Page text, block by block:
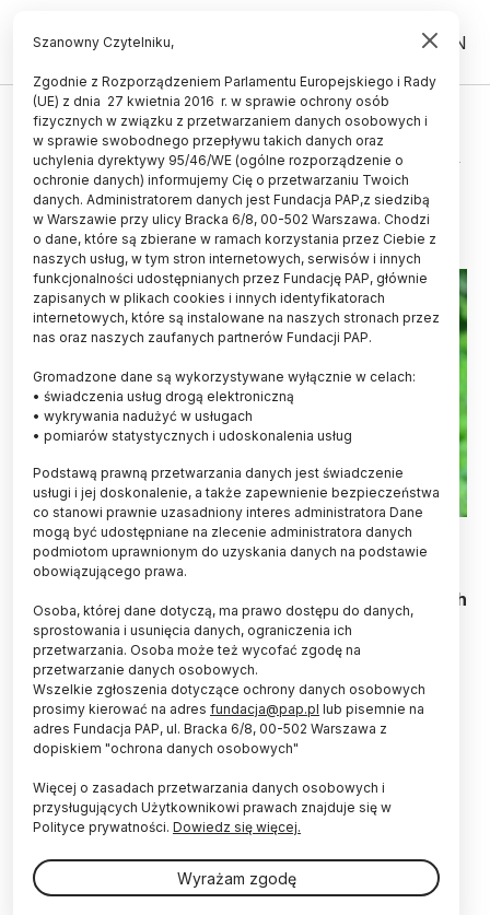
PL EN
ŻYCIE
Bociany czarne odlatują do Afryki
15.09.2012
aktualizacja: 15.09.2012
1 minuta czytania
Fot. Fotolia
Do końca września będą trwały odloty bocianów
czarnych do miejsc zimowania w Afryce. Trasa ich
przelotu biegnie m.in. przez Podkarpacie -
poinformował w piątek ornitolog Marian Stój.
"Odloty rozpoczęły się w drugiej dekadzie września,
czyli mniej więcej dwa tygodnie po odlocie bocianów
białych. Lecą w mniejszych stadach niż białe.
Afryki" - powiedział Stój.
Są trochę mniejsze od swoich białych kuzynów.
Gniazdują w starszych lasach, w Karpatach są to
Szanowny Czytelniku,
Zgodnie z Rozporządzeniem Parlamentu Europejskiego i Rady
(UE) z dnia 27 kwietnia 2016 r. w sprawie ochrony osób
fizycznych w związku z przetwarzaniem danych osobowych i
w sprawie swobodnego przepływu takich danych oraz
uchylenia dyrektywy 95/46/WE (ogólne rozporządzenie o
ochronie danych) informujemy Cię o przetwarzaniu Twoich
danych. Administratorem danych jest Fundacja PAP,z siedzibą
w Warszawie przy ulicy Bracka 6/8, 00-502 Warszawa. Chodzi
o dane, które są zbierane w ramach korzystania przez Ciebie z
naszych usług, w tym stron internetowych, serwisów i innych
funkcjonalności udostępnianych przez Fundację PAP, głównie
zapisanych w plikach cookies i innych identyfikatorach
internetowych, które są instalowane na naszych stronach przez
nas oraz naszych zaufanych partnerów Fundacji PAP.
Gromadzone dane są wykorzystywane wyłącznie w celach:
• świadczenia usług drogą elektroniczną
• wykrywania nadużyć w usługach
• pomiarów statystycznych i udoskonalenia usług
Podstawą prawną przetwarzania danych jest świadczenie
usługi i jej doskonalenie, a także zapewnienie bezpieczeństwa
co stanowi prawnie uzasadniony interes administratora Dane
mogą być udostępniane na zlecenie administratora danych
podmiotom uprawnionym do uzyskania danych na podstawie
obowiązującego prawa.
Osoba, której dane dotyczą, ma prawo dostępu do danych,
sprostowania i usunięcia danych, ograniczenia ich
przetwarzania. Osoba może też wycofać zgodę na
przetwarzanie danych osobowych.
Wszelkie zgłoszenia dotyczące ochrony danych osobowych
prosimy kierować na adres fundacja@pap.pl lub pisemnie na
adres Fundacja PAP, ul. Bracka 6/8, 00-502 Warszawa z
dopiskiem "ochrona danych osobowych"
Więcej o zasadach przetwarzania danych osobowych i
przysługujących Użytkownikowi prawach znajduje się w
Polityce prywatności. Dowiedz się więcej.
Wyrażam zgodę